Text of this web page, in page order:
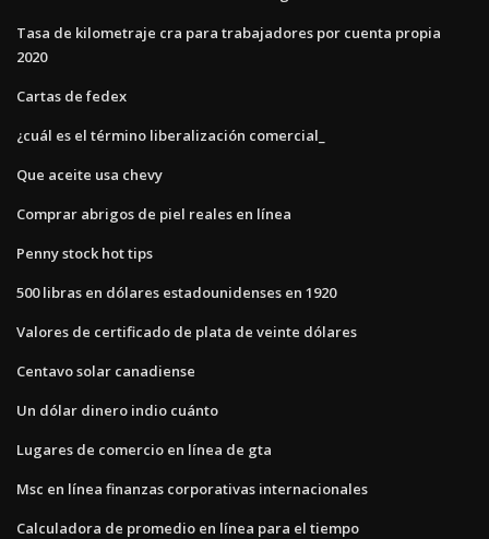
Tasa de kilometraje cra para trabajadores por cuenta propia
2020
Cartas de fedex
¿cuál es el término liberalización comercial_
Que aceite usa chevy
Comprar abrigos de piel reales en línea
Penny stock hot tips
500 libras en dólares estadounidenses en 1920
Valores de certificado de plata de veinte dólares
Centavo solar canadiense
Un dólar dinero indio cuánto
Lugares de comercio en línea de gta
Msc en línea finanzas corporativas internacionales
Calculadora de promedio en línea para el tiempo